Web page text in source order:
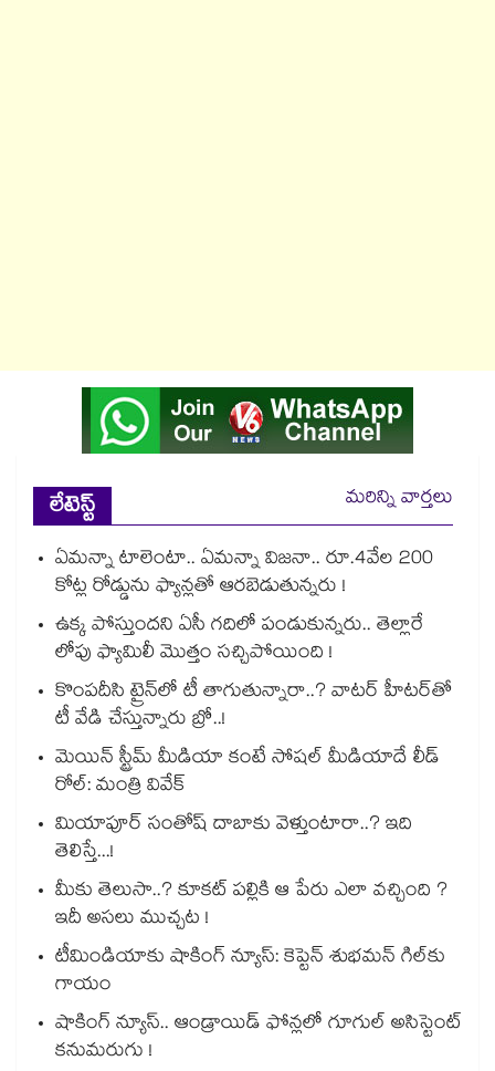
లేటెస్ట్
మరిన్ని వార్తలు
ఏమన్నా టాలెంటా.. ఏమన్నా విజనా.. రూ.4వేల 200
కోట్ల రోడ్డును ఫ్యాన్లతో ఆరబెడుతున్నరు !
ఉక్క పోస్తుందని ఏసీ గదిలో పండుకున్నరు.. తెల్లారే
లోపు ఫ్యామిలీ మొత్తం సచ్చిపోయింది !
కొంపదీసి ట్రైన్⁬లో టీ తాగుతున్నారా..? వాటర్ హీటర్⁭⁭తో
టీ వేడి చేస్తున్నారు బ్రో..!
మెయిన్ స్ట్రీమ్ మీడియా కంటే సోషల్ మీడియాదే లీడ్
రోల్: మంత్రి వివేక్
మియాపూర్ సంతోష్ దాబాకు వెళ్తుంటారా..? ఇది
తెలిస్తే...!
మీకు తెలుసా..? కూకట్ పల్లికి ఆ పేరు ఎలా వచ్చింది ?
ఇదీ అసలు ముచ్చట !
టీమిండియాకు షాకింగ్ న్యూస్: కెప్టెన్ శుభమన్ గిల్‎కు
గాయం
షాకింగ్ న్యూస్.. ఆండ్రాయిడ్ ఫోన్లలో గూగుల్ అసిస్టెంట్
కనుమరుగు !